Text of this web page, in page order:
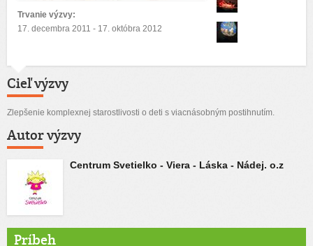
Trvanie výzvy:
17. decembra 2011 - 17. októbra 2012
Cieľ výzvy
Zlepšenie komplexnej starostlivosti o deti s viacnásobným postihnutím.
Autor výzvy
Centrum Svetielko - Viera - Láska - Nádej. o.z
Príbeh